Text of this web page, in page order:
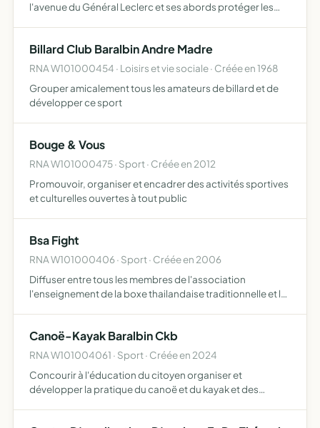
l'avenue du Général Leclerc et ses abords protéger les
Billard Club Baralbin Andre Madre
RNA W101000454 · Loisirs et vie sociale · Créée en 1968
Grouper amicalement tous les amateurs de billard et de
développer ce sport
Bouge & Vous
RNA W101000475 · Sport · Créée en 2012
Promouvoir, organiser et encadrer des activités sportives
et culturelles ouvertes à tout public
Bsa Fight
RNA W101000406 · Sport · Créée en 2006
Diffuser entre tous les membres de l'association
l'enseignement de la boxe thailandaise traditionnelle et le
politique ou con…
Canoë-Kayak Baralbin Ckb
RNA W101004061 · Sport · Créée en 2024
Concourir à l'éducation du citoyen organiser et
développer la pratique du canoë et du kayak et des